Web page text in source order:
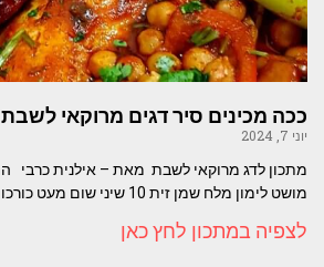
ככה מכינים סיר דגים מרוקאי לשבת
יוני 7, 2024
מושט לימון מלח שמן זית 10 שיני שום מעט כורכום 2 כפות פפריקה
לצפיה במתכון לחץ כאן